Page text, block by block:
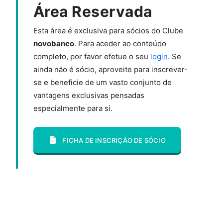
Área Reservada
Esta área é exclusiva para sócios do Clube
novobanco. Para aceder ao conteúdo
completo, por favor efetue o seu login. Se
ainda não é sócio, aproveite para inscrever-
se e beneficie de um vasto conjunto de
vantagens exclusivas pensadas
especialmente para si.
FICHA DE INSCRIÇÃO DE SÓCIO